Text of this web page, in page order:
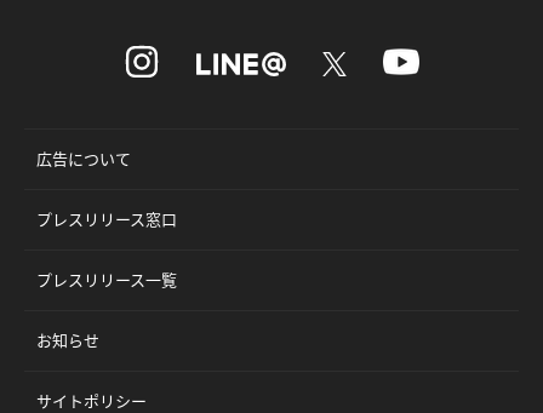
広告について
プレスリリース窓口
プレスリリース一覧
お知らせ
サイトポリシー